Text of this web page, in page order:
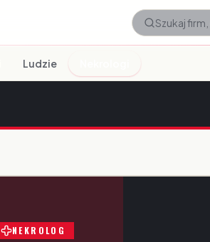
Ludzie
NEKROLOG